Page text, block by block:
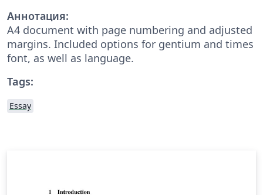
Аннотация:
A4 document with page numbering and adjusted
margins. Included options for gentium and times
font, as well as language.
Tags:
Essay